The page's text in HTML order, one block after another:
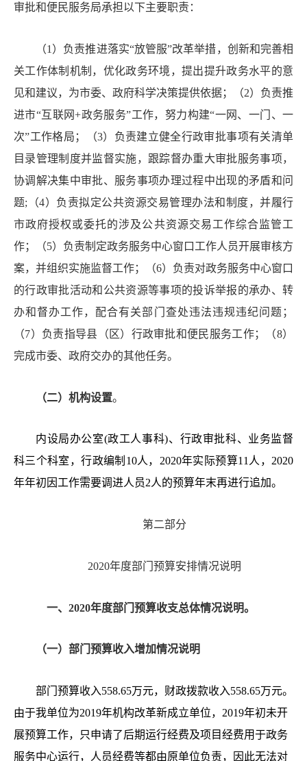
审批和便民服务局承担以下主要职责：
（1）负责推进落实“放管服”改革举措，创新和完善相
关工作体制机制，优化政务环境，提出提升政务水平的意
见和建议，为市委、政府科学决策提供依据；（2）负责推
进市“互联网+政务服务”工作，努力构建“一网、一门、一
次”工作格局；（3）负责建立健全行政审批事项有关清单
目录管理制度并监督实施，跟踪督办重大审批服务事项，
协调解决集中审批、服务事项办理过程中出现的矛盾和问
题;（4）负责拟定公共资源交易管理办法和制度，并履行
市政府授权或委托的涉及公共资源交易工作综合监管工
作；（5）负责制定政务服务中心窗口工作人员开展审核方
案，并组织实施监督工作；（6）负责对政务服务中心窗口
的行政审批活动和公共资源等事项的投诉举报的承办、转
办和督办工作，配合有关部门查处违法违规违纪问题；
（7）负责指导县（区）行政审批和便民服务工作；（8）
完成市委、政府交办的其他任务。
（二）机构设置。
内设局办公室(政工人事科)、 行政审批科、业务监督
科三个科室，行政编制 10人， 2020年实际预算11人， 2020
年年初因工作需要调进人员2人的预算年末再进行追加。
第二部分
2020年度部门预算安排情况说明
一、2020年度部门预算收支总体情况说明。
（一）部门预算收入增加情况说明
部门预算收入558.65万元，财政拨款收入558.65万元。
由于我单位为2019年机构改革新成立单位，2019年初未开
展预算工作，只申请了后期运行经费及项目经费用于政务
服务中心运行，人员经费等都由原单位负责，因此无法对